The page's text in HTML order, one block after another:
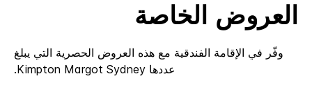
العروض الخاصة
وفّر في الإقامة الفندقية مع هذه العروض الحصرية التي يبلغ
عددها
Kimpton Margot Sydney
.